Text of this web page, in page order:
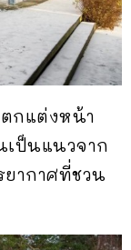
กแต่งหน้า
ป็นแนวจาก
ยากาศที่ชวน